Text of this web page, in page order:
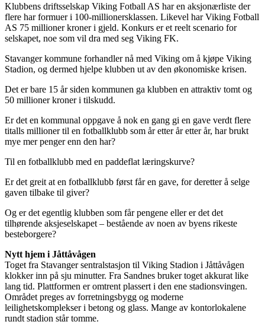
Klubbens driftsselskap Viking Fotball AS har en aksjonærliste der
flere har formuer i 100-millionersklassen. Likevel har Viking Fotball
AS 75 millioner kroner i gjeld. Konkurs er et reelt scenario for
selskapet, noe som vil dra med seg Viking FK.
Stavanger kommune forhandler nå med Viking om å kjøpe Viking
Stadion, og dermed hjelpe klubben ut av den økonomiske krisen.
Det er bare 15 år siden kommunen ga klubben en attraktiv tomt og
50 millioner kroner i tilskudd.
Er det en kommunal oppgave å nok en gang gi en gave verdt flere
titalls millioner til en fotballklubb som år etter år etter år, har brukt
mye mer penger enn den har?
Til en fotballklubb med en paddeflat læringskurve?
Er det greit at en fotballklubb først får en gave, for deretter å selge
gaven tilbake til giver?
Og er det egentlig klubben som får pengene eller er det det
tilhørende aksjeselskapet – bestående av noen av byens rikeste
besteborgere?
Nytt hjem i Jåttåvågen
Toget fra Stavanger sentralstasjon til Viking Stadion i Jåttåvågen
klokker inn på sju minutter. Fra Sandnes bruker toget akkurat like
lang tid. Plattformen er omtrent plassert i den ene stadionsvingen.
Området preges av forretningsbygg og moderne
leilighetskomplekser i betong og glass. Mange av kontorlokalene
rundt stadion står tomme.